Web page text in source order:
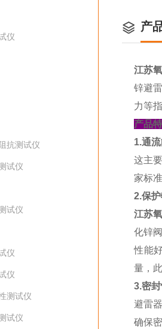
仪
抗测试仪
试仪
试仪
仪
仪
测试仪
试仪
产
江苏
锌避
力等
产品
1.通
这主
家标
2.保
江苏
化锌
性能
量，
3.密
避雷
确保